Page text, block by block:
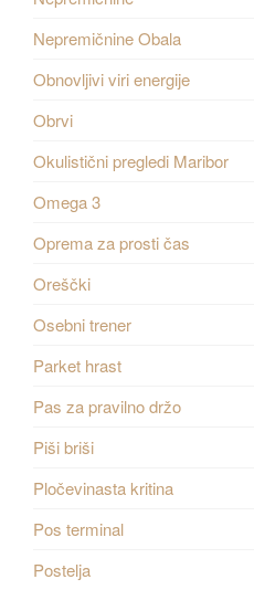
Nepremičnine Obala
Obnovljivi viri energije
Obrvi
Okulistični pregledi Maribor
Omega 3
Oprema za prosti čas
Oreščki
Osebni trener
Parket hrast
Pas za pravilno držo
Piši briši
Pločevinasta kritina
Pos terminal
Postelja